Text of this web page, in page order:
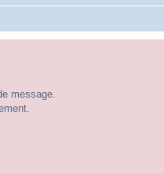
message.